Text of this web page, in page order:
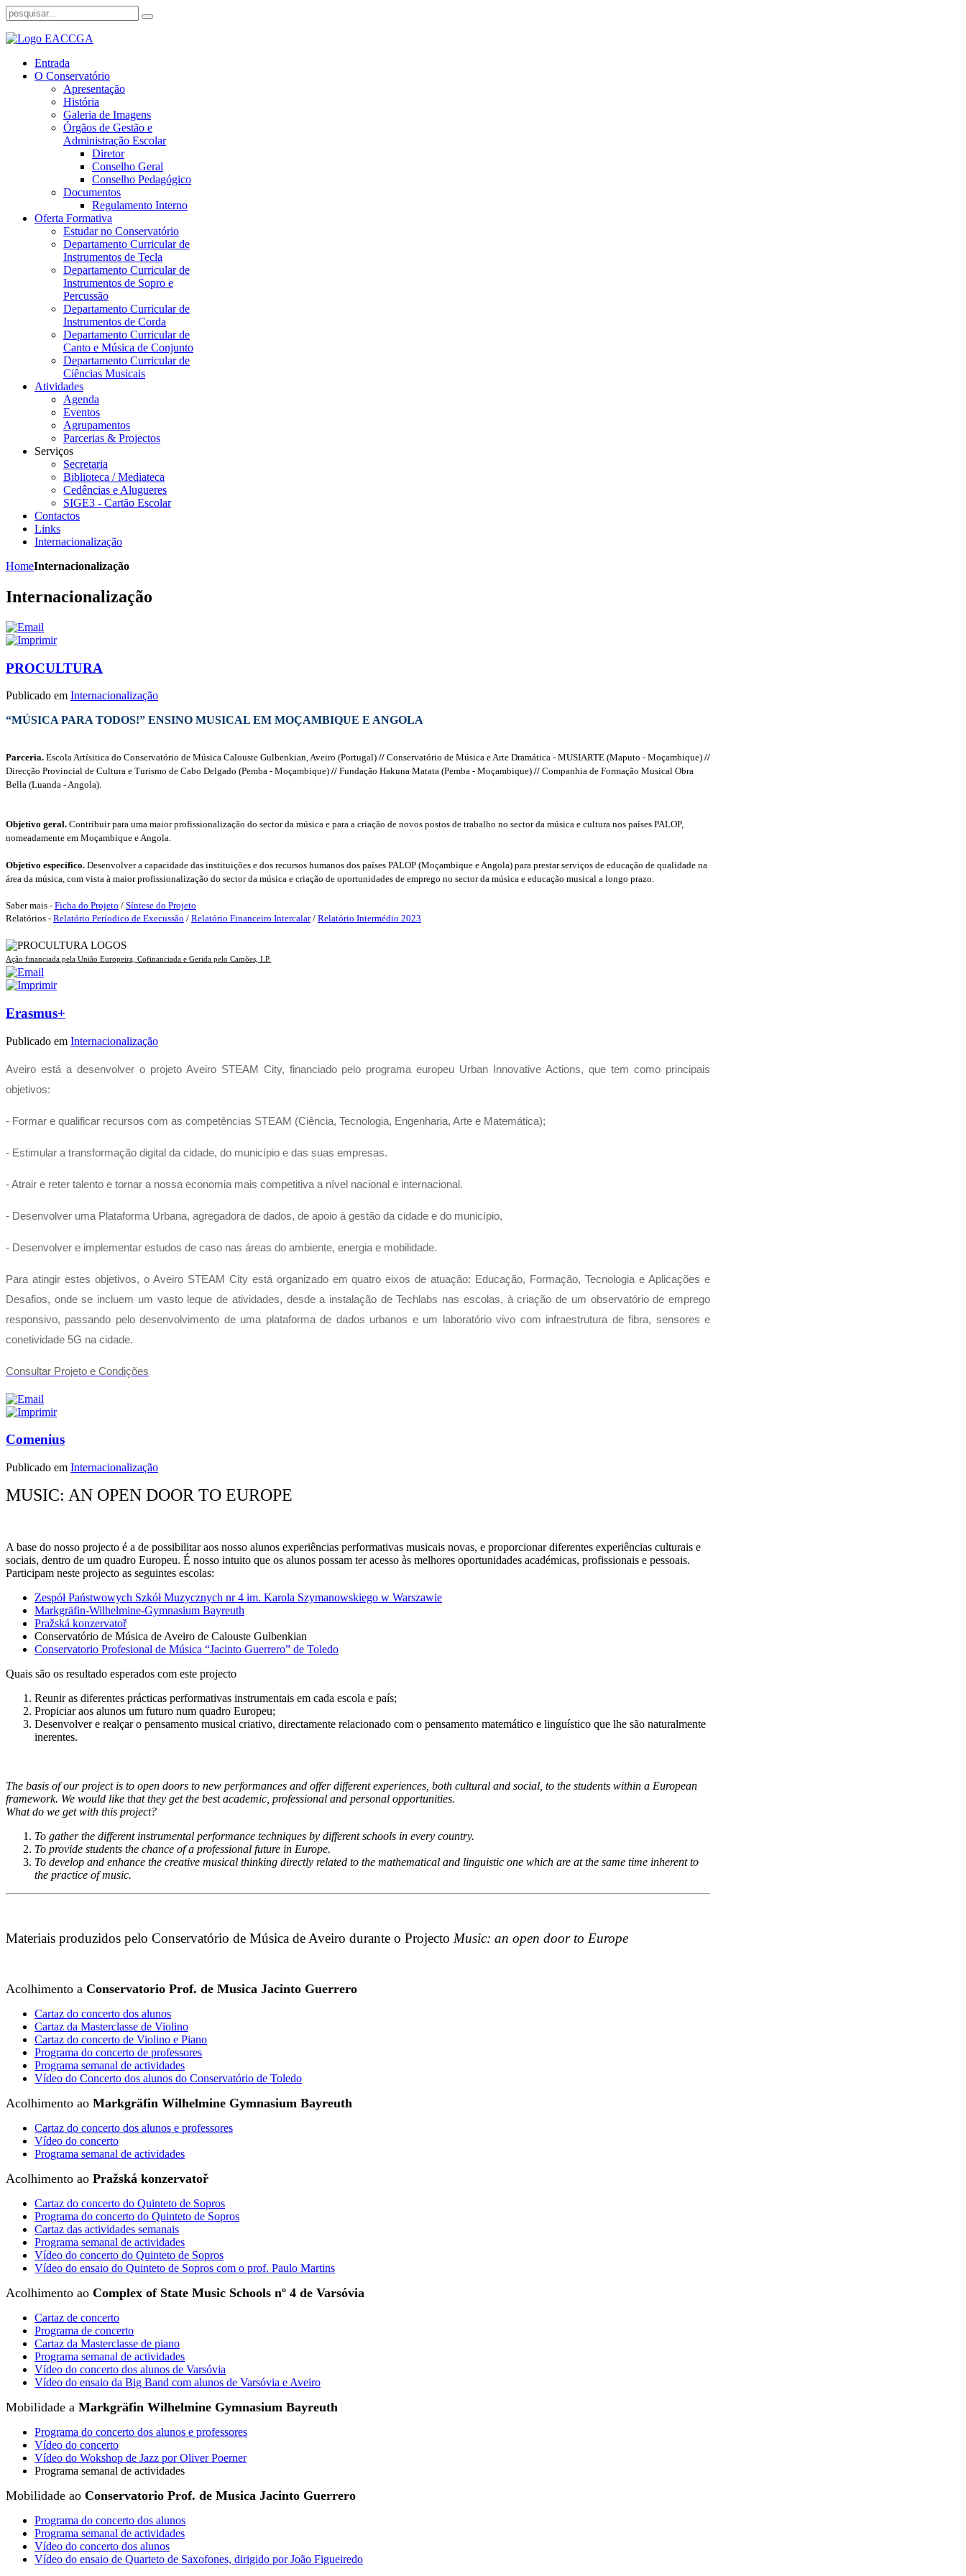
Entrada
O Conservatório
Apresentação
História
Galeria de Imagens
Órgãos de Gestão e
Administração Escolar
Diretor
Conselho Geral
Conselho Pedagógico
Documentos
Regulamento Interno
Oferta Formativa
Estudar no Conservatório
Departamento Curricular de
Instrumentos de Tecla
Departamento Curricular de
Instrumentos de Sopro e
Percussão
Departamento Curricular de
Instrumentos de Corda
Departamento Curricular de
Canto e Música de Conjunto
Departamento Curricular de
Ciências Musicais
Atividades
Agenda
Eventos
Agrupamentos
Parcerias & Projectos
Serviços
Secretaria
Biblioteca / Mediateca
Cedências e Alugueres
SIGE3 - Cartão Escolar
Contactos
Links
Internacionalização
HomeInternacionalização
Internacionalização
PROCULTURA
Publicado em Internacionalização
“MÚSICA PARA TODOS!” ENSINO MUSICAL EM MOÇAMBIQUE E ANGOLA
Parceria. Escola Artísitica do Conservatório de Música Calouste Gulbenkian, Aveiro (Portugal) // Conservatório de Música e Arte Dramática - MUSIARTE (Maputo - Moçambique) //
Direcção Provincial de Cultura e Turismo de Cabo Delgado (Pemba - Moçambique) // Fundação Hakuna Matata (Pemba - Moçambique) // Companhia de Formação Musical Obra
Bella (Luanda - Angola).
Objetivo geral. Contribuir para uma maior profissionalização do sector da música e para a criação de novos postos de trabalho no sector da música e cultura nos países PALOP,
nomeadamente em Moçambique e Angola.
Objetivo específico. Desenvolver a capacidade das instituições e dos recursos humanos dos países PALOP (Moçambique e Angola) para prestar serviços de educação de qualidade na
área da música, com vista à maior profissionalização do sector da música e criação de oportunidades de emprego no sector da música e educação musical a longo prazo.
Saber mais - Ficha do Projeto / Síntese do Projeto
Relatórios - Relatório Períodico de Execussão / Relatório Financeiro Intercalar/ Relatório Intermédio 2023
Ação financiada pela União Europeira, Cofinanciada e Gerida pelo Camões, I.P.
Erasmus+
Publicado em Internacionalização
Aveiro está a desenvolver o projeto Aveiro STEAM City, financiado pelo programa europeu Urban Innovative Actions, que tem como principais
objetivos:
- Formar e qualificar recursos com as competências STEAM (Ciência, Tecnologia, Engenharia, Arte e Matemática);
- Estimular a transformação digital da cidade, do município e das suas empresas.
- Atrair e reter talento e tornar a nossa economia mais competitiva a nível nacional e internacional.
- Desenvolver uma Plataforma Urbana, agregadora de dados, de apoio à gestão da cidade e do município,
- Desenvolver e implementar estudos de caso nas áreas do ambiente, energia e mobilidade.
Para atingir estes objetivos, o Aveiro STEAM City está organizado em quatro eixos de atuação: Educação, Formação, Tecnologia e Aplicações e
Desafios, onde se incluem um vasto leque de atividades, desde a instalação de Techlabs nas escolas, à criação de um observatório de emprego
responsivo, passando pelo desenvolvimento de uma plataforma de dados urbanos e um laboratório vivo com infraestrutura de fibra, sensores e
conetividade 5G na cidade.
Consultar Projeto e Condições
Comenius
Publicado em Internacionalização
MUSIC: AN OPEN DOOR TO EUROPE
A base do nosso projecto é a de possibilitar aos nosso alunos experiências performativas musicais novas, e proporcionar diferentes experiências culturais e
sociais, dentro de um quadro Europeu. É nosso intuito que os alunos possam ter acesso às melhores oportunidades académicas, profissionais e pessoais.
Participam neste projecto as seguintes escolas:
Zespół Państwowych Szkół Muzycznych nr 4 im. Karola Szymanowskiego w Warszawie
Markgräfin-Wilhelmine-Gymnasium Bayreuth
Pražská konzervatoř
Conservatório de Música de Aveiro de Calouste Gulbenkian
Conservatorio Profesional de Música “Jacinto Guerrero” de Toledo
Quais são os resultado esperados com este projecto
Reunir as diferentes prácticas performativas instrumentais em cada escola e país;
Propiciar aos alunos um futuro num quadro Europeu;
Desenvolver e realçar o pensamento musical criativo, directamente relacionado com o pensamento matemático e linguístico que lhe são naturalmente
inerentes.
The basis of our project is to open doors to new performances and offer different experiences, both cultural and social, to the students within a European
framework. We would like that they get the best academic, professional and personal opportunities.
What do we get with this project?
To gather the different instrumental performance techniques by different schools in every country.
To provide students the chance of a professional future in Europe.
To develop and enhance the creative musical thinking directly related to the mathematical and linguistic one which are at the same time inherent to
the practice of music.
Materiais produzidos pelo Conservatório de Música de Aveiro durante o Projecto Music: an open door to Europe
Acolhimento a Conservatorio Prof. de Musica Jacinto Guerrero
Cartaz do concerto dos alunos
Cartaz da Masterclasse de Violino
Cartaz do concerto de Violino e Piano
Programa do concerto de professores
Programa semanal de actividades
Vídeo do Concerto dos alunos do Conservatório de Toledo
Acolhimento ao Markgräfin Wilhelmine Gymnasium Bayreuth
Cartaz do concerto dos alunos e professores
Vídeo do concerto
Programa semanal de actividades
Acolhimento ao Pražská konzervatoř
Cartaz do concerto do Quinteto de Sopros
Programa do concerto do Quinteto de Sopros
Cartaz das actividades semanais
Programa semanal de actividades
Vídeo do concerto do Quinteto de Sopros
Vídeo do ensaio do Quinteto de Sopros com o prof. Paulo Martins
Acolhimento ao Complex of State Music Schools nº 4 de Varsóvia
Cartaz de concerto
Programa de concerto
Cartaz da Masterclasse de piano
Programa semanal de actividades
Vídeo do concerto dos alunos de Varsóvia
Vídeo do ensaio da Big Band com alunos de Varsóvia e Aveiro
Mobilidade a Markgräfin Wilhelmine Gymnasium Bayreuth
Programa do concerto dos alunos e professores
Vídeo do concerto
Vídeo do Wokshop de Jazz por Oliver Poerner
Programa semanal de actividades
Mobilidade ao Conservatorio Prof. de Musica Jacinto Guerrero
Programa do concerto dos alunos
Programa semanal de actividades
Vídeo do concerto dos alunos
Vídeo do ensaio de Quarteto de Saxofones, dirigido por João Figueiredo